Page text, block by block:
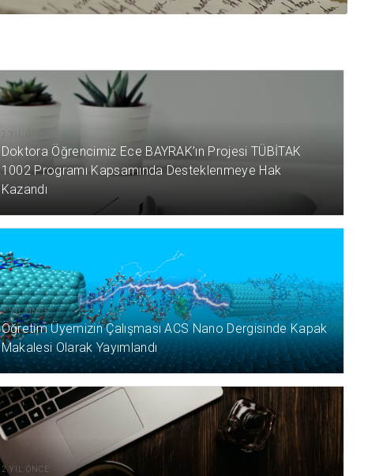
2 YIL ÖNCE
Doktora Öğrencimiz Ece BAYRAK’ın Projesi TÜBİTAK
1002 Programı Kapsamında Desteklenmeye Hak
Kazandı
2 YIL ÖNCE
Öğretim Üyemizin Çalışması ACS Nano Dergisinde Kapak
Makalesi Olarak Yayımlandı
2 YIL ÖNCE